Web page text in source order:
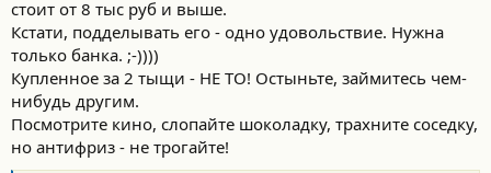
стоит от 8 тыс руб и выше.
Кстати, подделывать его - одно удовольствие. Нужна
только банка. ;-))))
Купленное за 2 тыщи - НЕ ТО! Остыньте, займитесь чем-
нибудь другим.
Посмотрите кино, слопайте шоколадку, трахните соседку,
но антифриз - не трогайте!